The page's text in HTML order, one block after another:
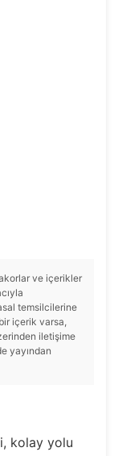
ve içerikler
temsilcilerine
içerik varsa,
iletişime
yayından
kolay yolu